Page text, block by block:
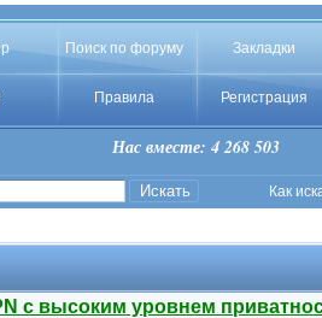
Поиск по форуму Закладки
Правила Регистрация
Нас вместе: 4 268 503
Как
с высоким уровнем